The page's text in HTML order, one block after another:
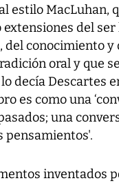
estilo MacLuhan,
del
conocimiento
oral y que
decía Descartes
es como una
una
pensamientos'.
inventados